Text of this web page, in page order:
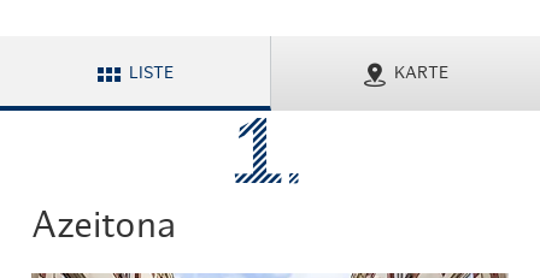
LISTE KARTE
Azeitona